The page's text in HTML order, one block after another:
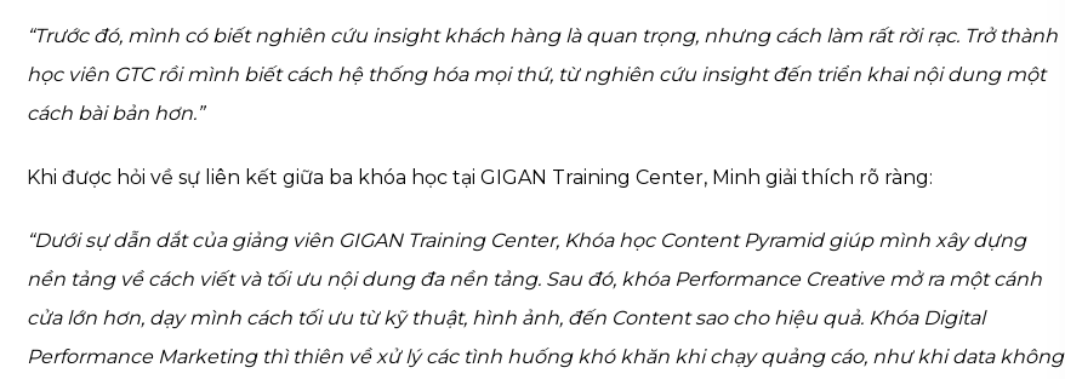
“Trước đó, mình có biết nghiên cứu insight khách hàng là quan trọng, nhưng cách làm rất rời rạc. Trở thành
học viên GTC rồi mình biết cách hệ thống hóa mọi thứ, từ nghiên cứu insight đến triển khai nội dung một
cách bài bản hơn.”
Khi được hỏi về sự liên kết giữa ba khóa học tại GIGAN Training Center, Minh giải thích rõ ràng:
“Dưới sự dẫn dắt của giảng viên GIGAN Training Center, Khóa học Content Pyramid giúp mình xây dựng
nền tảng về cách viết và tối ưu nội dung đa nền tảng. Sau đó, khóa Performance Creative mở ra một cánh
cửa lớn hơn, dạy mình cách tối ưu từ kỹ thuật, hình ảnh, đến Content sao cho hiệu quả. Khóa Digital
Performance Marketing thì thiên về xử lý các tình huống khó khăn khi chạy quảng cáo, như khi data không